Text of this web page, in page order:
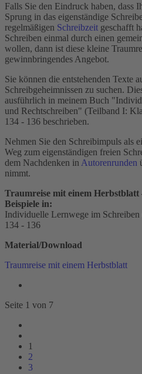
Falls Sie den Eindruck haben, dass
Sprung in das eigenständige
regelmäßigen Schreibzeit geschafft
Schreiben einmal durch einen
wollen, dann ist diese kleine
gewinnbringendes Angebot.
Sie können die entstehenden Texte
Schreibgeheimnissen zu suchen.
ausführlich in meinem Buch
und Rechtschreiben" (Teilband I:
134 - 136 beschrieben.
Nehmen Sie den Schreibimpuls als
Weg zum eigenständigen freien
dem Nachdenken in Autorenrunden
nimmt.
Traumreise mit einem Herbstblatt
Beispiele in:
Individuelle Lernwege im
134 - 136
Material/Download
Traumreise mit einem Herbstblatt
Seite 1 von 7
1
2
3